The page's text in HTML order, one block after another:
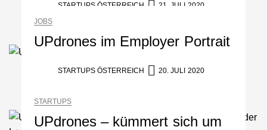
STARTUPS ÖSTERREICH
21. JULI 2020
JOBS
UPdrones im Employer Portrait
STARTUPS ÖSTERREICH 20. JULI 2020
STARTUPS
UPdrones – kümmert sich um